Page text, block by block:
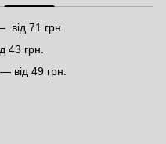
71 грн.
43 грн.
від 49 грн.